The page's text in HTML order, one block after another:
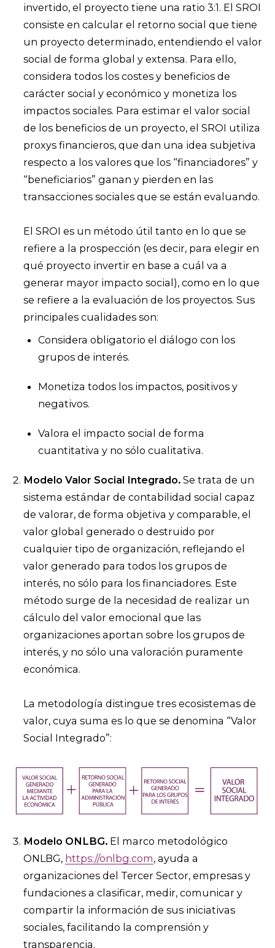
invertido, el proyecto tiene una ratio 3:1. El SROI
consiste en calcular el retorno social que tiene
un proyecto determinado, entendiendo el valor
social de forma global y extensa. Para ello,
considera todos los costes y beneficios de
carácter social y económico y monetiza los
impactos sociales. Para estimar el valor social
de los beneficios de un proyecto, el SROI utiliza
proxys financieros, que dan una idea subjetiva
respecto a los valores que los “financiadores” y
“beneficiarios” ganan y pierden en las
transacciones sociales que se están evaluando.
El SROI es un método útil tanto en lo que se
refiere a la prospección (es decir, para elegir en
qué proyecto invertir en base a cuál va a
generar mayor impacto social), como en lo que
se refiere a la evaluación de los proyectos. Sus
principales cualidades son:
Considera obligatorio el diálogo con los
grupos de interés.
Monetiza todos los impactos, positivos y
negativos.
Valora el impacto social de forma
cuantitativa y no sólo cualitativa.
Modelo Valor Social Integrado. Se trata de un
sistema estándar de contabilidad social capaz
de valorar, de forma objetiva y comparable, el
valor global generado o destruido por
cualquier tipo de organización, reflejando el
valor generado para todos los grupos de
interés, no sólo para los financiadores. Este
método surge de la necesidad de realizar un
cálculo del valor emocional que las
organizaciones aportan sobre los grupos de
interés, y no sólo una valoración puramente
económica.
La metodología distingue tres ecosistemas de
valor, cuya suma es lo que se denomina “Valor
Social Integrado”:
Modelo ONLBG. El marco metodológico
ONLBG, https://onlbg.com, ayuda a
organizaciones del Tercer Sector, empresas y
fundaciones a clasificar, medir, comunicar y
compartir la información de sus iniciativas
sociales, facilitando la comprensión y
transparencia.